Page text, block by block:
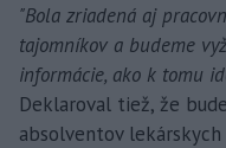
"Bola zriadená aj
tajomníkov a budeme
informácie, ako k tomu
Deklaroval tiež, že
absolventov